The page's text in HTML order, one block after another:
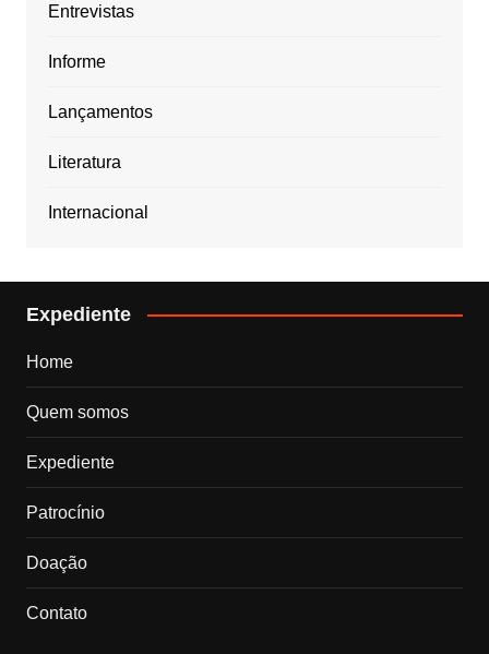
Entrevistas
Informe
Lançamentos
Literatura
Internacional
Expediente
Home
Quem somos
Expediente
Patrocínio
Doação
Contato